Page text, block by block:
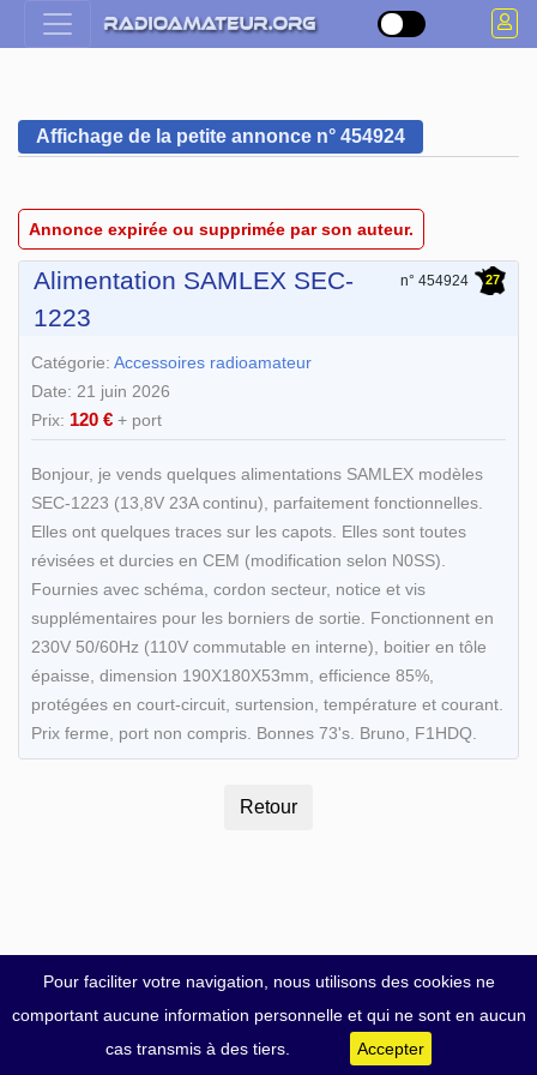
Pour faciliter votre navigation, nous utilisons des cookies ne
comportant aucune information personnelle et qui ne sont en aucun
cas transmis à des tiers.
Accepter
Affichage de la petite annonce n° 454924
Annonce expirée ou supprimée par son auteur.
Alimentation SAMLEX SEC-
1223
n° 454924 27
Catégorie: Accessoires radioamateur
Date: 21 juin 2026
Prix: 120 € + port
Bonjour, je vends quelques alimentations SAMLEX modèles
SEC-1223 (13,8V 23A continu), parfaitement fonctionnelles.
Elles ont quelques traces sur les capots. Elles sont toutes
révisées et durcies en CEM (modification selon N0SS).
Fournies avec schéma, cordon secteur, notice et vis
supplémentaires pour les borniers de sortie. Fonctionnent en
230V 50/60Hz (110V commutable en interne), boitier en tôle
épaisse, dimension 190X180X53mm, efficience 85%,
protégées en court-circuit, surtension, température et courant.
Prix ferme, port non compris. Bonnes 73's. Bruno, F1HDQ.